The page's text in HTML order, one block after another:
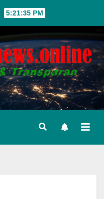
5:21:37 PM